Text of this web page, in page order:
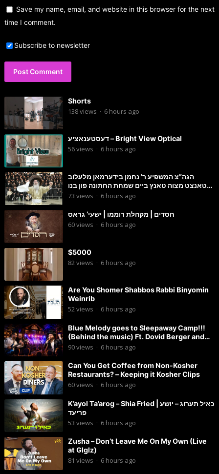
Save my name, email, and website in this browser for the next
time I comment.
Subscribe to newsletter
Shorts
138views · 6 hours ago
דעסטענאציע – Bright View Optical
56views · 6 hours ago
הגה”צ המשפיע ר’ נחמן בידערמאן מלעלוב
טאנצט מצוה טאנץ ביים שמחת החתונה פון בנו
החתן
73 views · 6 hours ago
חסדים | מקהלת רוממו | ישעי’ גראס
60views · 6 hours ago
$5000
82 views · 6 hours ago
Are You Shomer Shabbos Rabbi Binyomin
Weinrib
52views · 6 hours ago
Blue Melody goes to Sleepaway Camp!!!
(Behind the music) Ft. Dovid Berger and
Chaim Brown
90views · 6 hours ago
Can You Get Coffee from Non-Kosher
Restaurants? – Keeping it Kosher Clips
60views · 6 hours ago
K’ayol Ta’arog – Shia Fried | כאיל תערוג – יושע
פריעד
53 views · 6 hours ago
Zusha – Don’t Leave Me On My Own (Live
at Glglz)
81 views · 6 hours ago